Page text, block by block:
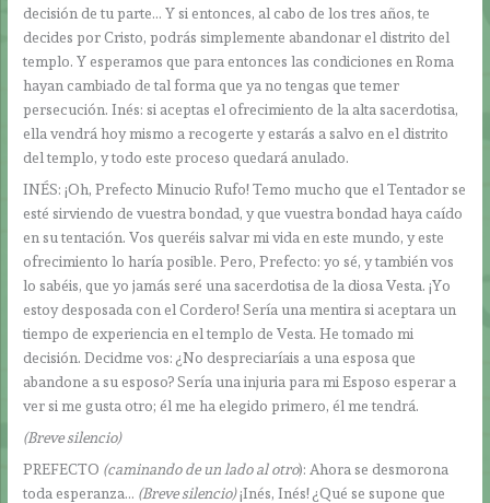
decisión de tu parte… Y si entonces, al cabo de los tres años, te
decides por Cristo, podrás simplemente abandonar el distrito del
templo. Y esperamos que para entonces las condiciones en Roma
hayan cambiado de tal forma que ya no tengas que temer
persecución. Inés: si aceptas el ofrecimiento de la alta sacerdotisa,
ella vendrá hoy mismo a recogerte y estarás a salvo en el distrito
del templo, y todo este proceso quedará anulado.
INÉS: ¡Oh, Prefecto Minucio Rufo! Temo mucho que el Tentador se
esté sirviendo de vuestra bondad, y que vuestra bondad haya caído
en su tentación. Vos queréis salvar mi vida en este mundo, y este
ofrecimiento lo haría posible. Pero, Prefecto: yo sé, y también vos
lo sabéis, que yo jamás seré una sacerdotisa de la diosa Vesta. ¡Yo
estoy desposada con el Cordero! Sería una mentira si aceptara un
tiempo de experiencia en el templo de Vesta. He tomado mi
decisión. Decidme vos: ¿No despreciaríais a una esposa que
abandone a su esposo? Sería una injuria para mi Esposo esperar a
ver si me gusta otro; él me ha elegido primero, él me tendrá.
(Breve silencio)
PREFECTO (caminando de un lado al otro): Ahora se desmorona
toda esperanza… (Breve silencio)¡Inés, Inés! ¿Qué se supone que